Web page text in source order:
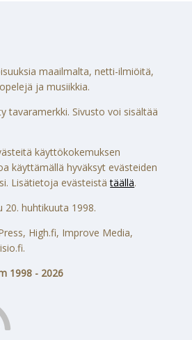
maailmalta, netti-ilmiöitä,
ja musiikkia.
tavaramerkki. Sivusto voi sisältää
käyttökokemuksen
käyttämällä hyväksyt evästeiden
Lisätietoja evästeistätäällä.
20. huhtikuuta 1998.
High.fi, Improve Media,
1998 - 2026